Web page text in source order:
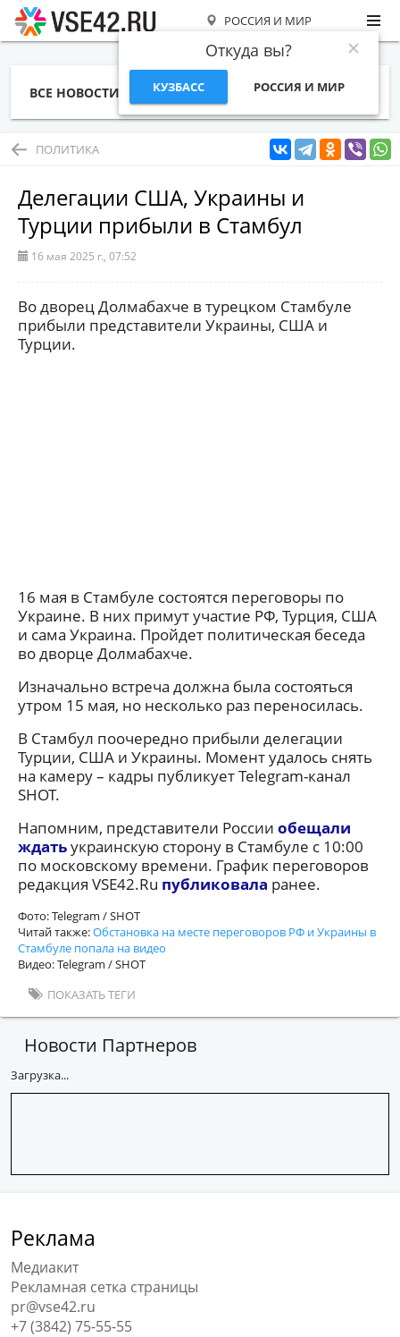
РОССИЯ И МИР
Откуда вы?
КУЗБАСС РОССИЯ И МИР
ВСЕ НОВОСТИ СТАТЬИ ТЕМЫ ФОТО
ПОЛИТИКА
Делегации США, Украины и
Турции прибыли в Стамбул
16 мая 2025 г., 07:52
Во дворец Долмабахче в турецком Стамбуле
прибыли представители Украины, США и
Турции.
16 мая в Стамбуле состоятся переговоры по
Украине. В них примут участие РФ, Турция, США
и сама Украина. Пройдет политическая беседа
во дворце Долмабахче.
Изначально встреча должна была состояться
утром 15 мая, но несколько раз переносилась.
В Стамбул поочередно прибыли делегации
Турции, США и Украины. Момент удалось снять
на камеру – кадры публикует Telegram-канал
SHOT.
Напомним, представители России обещали
ждатьукраинскую сторону в Стамбуле с 10:00
по московскому времени. График переговоров
редакция VSE42.Ru публиковала ранее.
Фото: Telegram / SHOT
Читай также:Обстановка на месте переговоров РФ и Украины в
Стамбуле попала на видео
Видео: Telegram / SHOT
ПОКАЗАТЬ ТЕГИ
Новости Партнеров
Загрузка...
Реклама
Медиакит
Рекламная сетка страницы
pr@vse42.ru
+7 (3842) 75-55-55